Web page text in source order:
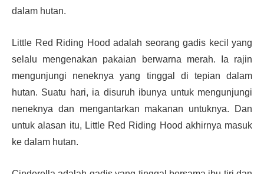
dalam hutan.
Little Red Riding Hood adalah seorang gadis kecil yang
selalu mengenakan pakaian berwarna merah. Ia rajin
mengunjungi neneknya yang tinggal di tepian dalam
hutan. Suatu hari, ia disuruh ibunya untuk mengunjungi
neneknya dan mengantarkan makanan untuknya. Dan
untuk alasan itu, Little Red Riding Hood akhirnya masuk
ke dalam hutan.